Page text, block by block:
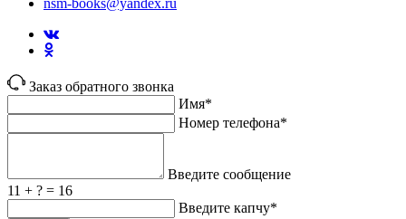
Заказ обратного звонка
Имя*
Номер телефона*
Введите сообщение
11 + ? = 16
Введите капчу*